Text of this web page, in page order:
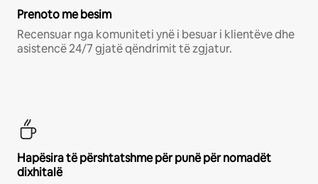
Prenoto me besim
Recensuar nga komuniteti ynë i besuar i klientëve dhe
asistencë 24/7 gjatë qëndrimit të zgjatur.
Hapësira të përshtatshme për punë për nomadët
dixhitalë